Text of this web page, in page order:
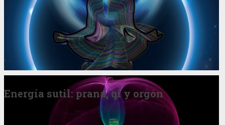
Energía sutil: prana, qi y orgón